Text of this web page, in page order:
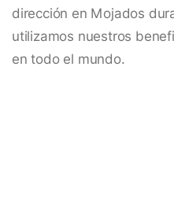
dirección en Mojados
utilizamos nuestros
en todo el mundo.